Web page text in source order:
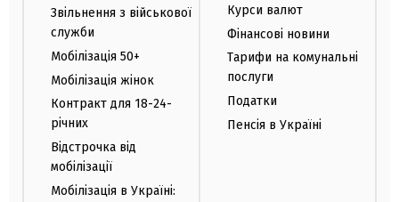
Звільнення з військової
служби
Мобілізація 50+
Мобілізація жінок
Контракт для 18-24-
річних
Відстрочка від
мобілізації
Мобілізація в Україні:
Курси валют
Фінансові новини
Тарифи на комунальні
послуги
Податки
Пенсія в Україні